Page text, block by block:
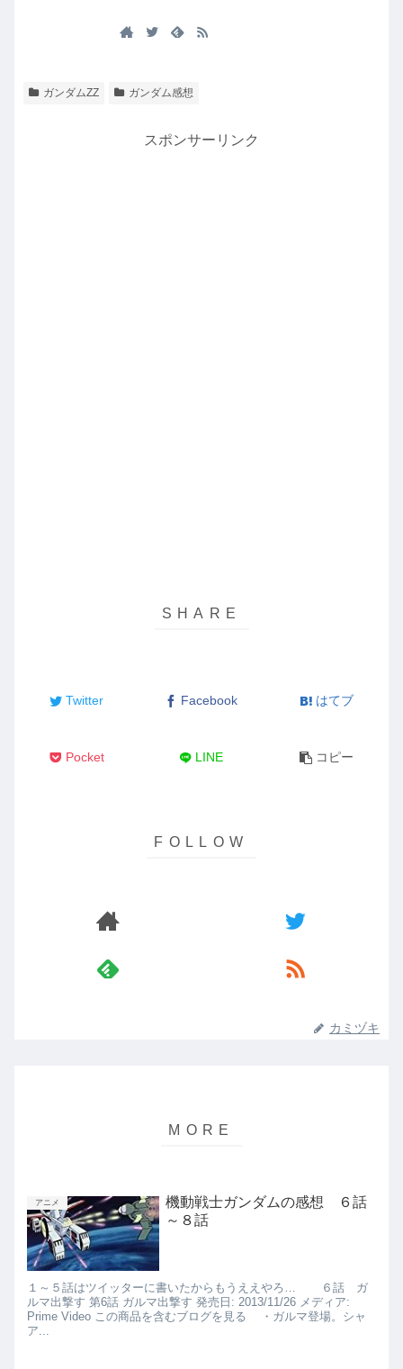
ガンダムZZ ガンダム感想
スポンサーリンク
Twitter Facebook はてブ
Pocket LINE コピー
カミヅキ
アニメ
機動戦士ガンダムの感想 ６話
～８話
１～５話はツイッターに書いたからもうええやろ… ６話 ガ
ルマ出撃す 第6話 ガルマ出撃す 発売日: 2013/11/26 メディア:
Prime Video この商品を含むブログを見る ・ガルマ登場。シャ
ア...